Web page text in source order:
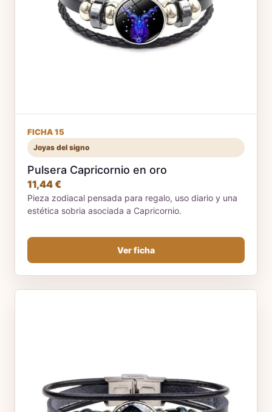
FICHA 15
Joyas del signo
Pulsera Capricornio en oro
11,44 €
Pieza zodiacal pensada para regalo, uso diario y una
estética sobria asociada a Capricornio.
Ver ficha